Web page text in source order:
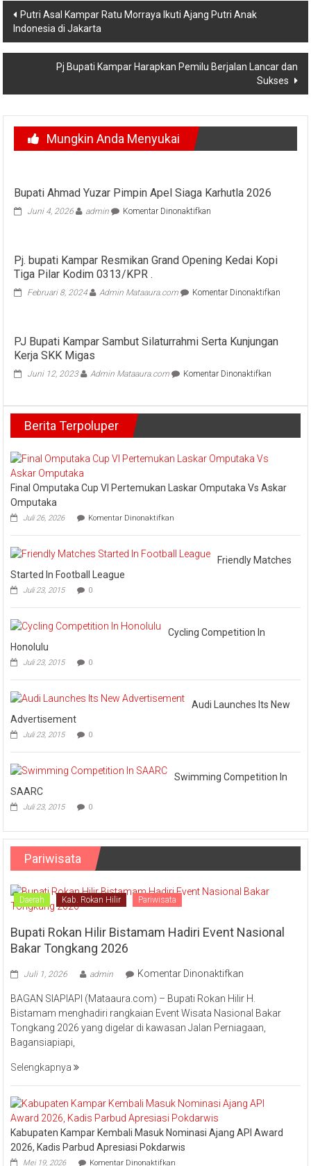
Navigasi
pos
Putri Asal Kampar Ratu Morraya Ikuti Ajang Putri Anak
Indonesia di Jakarta
Pj Bupati Kampar Harapkan Pemilu Berjalan Lancar dan
Sukses
Mungkin Anda Menyukai
Bupati Ahmad Yuzar Pimpin Apel Siaga Karhutla 2026
Juni 4, 2026 admin Komentar Dinonaktifkan
Pimpin
Karhutla
Pj. bupati Kampar Resmikan Grand Opening Kedai Kopi
Tiga Pilar Kodim 0313/KPR .
Februari 8, 2024 Admin Mataaura.com Komentar Dinonaktifkan
Tiga
PJ Bupati Kampar Sambut Silaturrahmi Serta Kunjungan
Kerja SKK Migas
Juni 12, 2023 Admin Mataaura.com Komentar Dinonaktifkan
SKK
Berita Terpoluper
Final Omputaka Cup VI Pertemukan Laskar Omputaka Vs Askar
Omputaka
Juli 26, 2026 Komentar Dinonaktifkan
Omputaka
Cup
VI
Friendly Matches
Started In Football League
Juli 23, 2015 0
Cycling Competition In
Honolulu
Juli 23, 2015 0
Audi Launches Its New
Advertisement
Juli 23, 2015 0
Swimming Competition In
SAARC
Juli 23, 2015 0
Pariwisata
Daerah Kab. Rokan Hilir Pariwisata
Bupati Rokan Hilir Bistamam Hadiri Event Nasional
Bakar Tongkang 2026
Juli 1, 2026 admin Komentar Dinonaktifkan
Rokan
Hilir
Bistamam
Bakar
Tongkang
BAGAN SIAPIAPI (Mataaura.com) – Bupati Rokan Hilir H.
Bistamam menghadiri rangkaian Event Wisata Nasional Bakar
Tongkang 2026 yang digelar di kawasan Jalan Perniagaan,
Bagansiapiapi,
Selengkapnya
Kabupaten Kampar Kembali Masuk Nominasi Ajang API Award
2026, Kadis Parbud Apresiasi Pokdarwis
Mei 19, 2026 Komentar Dinonaktifkan